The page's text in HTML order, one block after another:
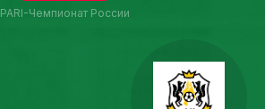
PARI-Чемпионат России